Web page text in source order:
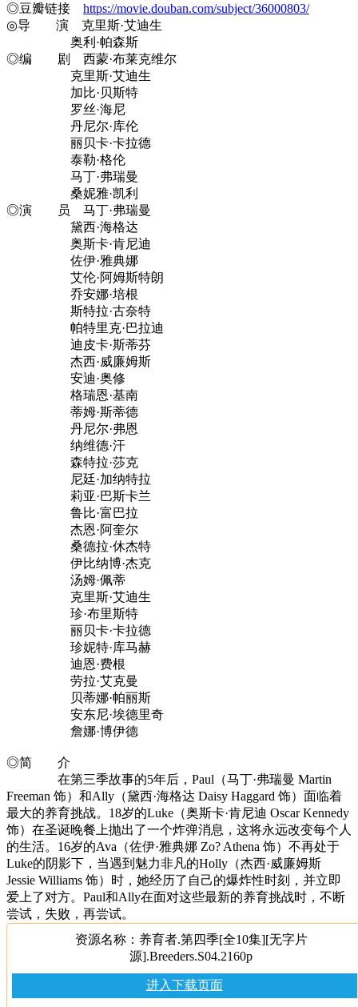
◎豆瓣链接 https://movie.douban.com/subject/36000803/
◎导 演 克里斯·艾迪生
奥利·帕森斯
◎编 剧 西蒙·布莱克维尔
克里斯·艾迪生
加比·贝斯特
罗丝·海尼
丹尼尔·库伦
丽贝卡·卡拉德
泰勒·格伦
马丁·弗瑞曼
桑妮雅·凯利
◎演 员 马丁·弗瑞曼
黛西·海格达
奥斯卡·肯尼迪
佐伊·雅典娜
艾伦·阿姆斯特朗
乔安娜·培根
斯特拉·古奈特
帕特里克·巴拉迪
迪皮卡·斯蒂芬
杰西·威廉姆斯
安迪·奥修
格瑞恩·基南
蒂姆·斯蒂德
丹尼尔·弗恩
纳维德·汗
森特拉·莎克
尼廷·加纳特拉
莉亚·巴斯卡兰
鲁比·富巴拉
杰恩·阿奎尔
桑德拉·休杰特
伊比纳博·杰克
汤姆·佩蒂
克里斯·艾迪生
珍·布里斯特
丽贝卡·卡拉德
珍妮特·库马赫
迪恩·费根
劳拉·艾克曼
贝蒂娜·帕丽斯
安东尼·埃德里奇
詹娜·博伊德
◎简 介
在第三季故事的5年后，Paul（马丁·弗瑞曼 Martin
Freeman 饰）和Ally（黛西·海格达 Daisy Haggard 饰）面临着
最大的养育挑战。18岁的Luke（奥斯卡·肯尼迪 Oscar Kennedy
饰）在圣诞晚餐上抛出了一个炸弹消息，这将永远改变每个人
的生活。16岁的Ava（佐伊·雅典娜 Zo? Athena 饰）不再处于
Luke的阴影下，当遇到魅力非凡的Holly（杰西·威廉姆斯
Jessie Williams 饰）时，她经历了自己的爆炸性时刻，并立即
爱上了对方。Paul和Ally在面对这些最新的养育挑战时，不断
尝试，失败，再尝试。
资源名称：养育者.第四季[全10集][无字片
源].Breeders.S04.2160p
进入下载页面